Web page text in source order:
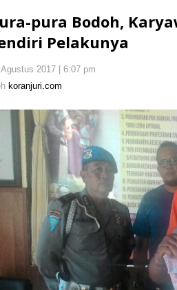
Karyawan
ini
Pencurian,
Sendiri
Pelakunya
pura Bodoh,
Pelakunya
2017 | 6:07 pm
koranjuri.com